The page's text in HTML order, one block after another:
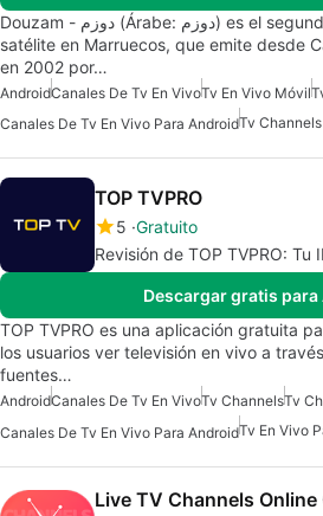
Douzam - دوزم (Árabe: دوزم) es el segundo canal de televisión por
satélite en Marruecos, que emite desde
en 2002 por…
AndroidCanales De Tv En VivoTv En Vivo Móvil
Canales De Tv En Vivo Para AndroidTv
TOP TVPRO
5 Gratuito
Revisión de TOP TVPRO: Tu
Descargar gratis
TOP TVPRO es una aplicación gratuita
los usuarios ver televisión en vivo a
fuentes…
AndroidCanales De Tv En VivoTv ChannelsTv
Canales De Tv En Vivo Para AndroidTv En Vivo
Live TV Channels Online